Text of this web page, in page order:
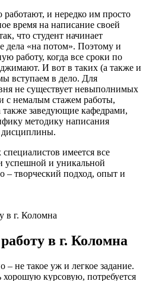
и нередко им просто
время на написание своей
что студент начинает
дела «на потом». Поэтому и
работу, когда все сроки по
И вот в таких (а также и
вступаем в дело. Для
не существует невыполнимых
с немалым стажем работы,
также заведующие кафедрами,
методику написания
дисциплины.
имеется все
успешной и уникальной
– творческий подход, опыт и
в г. Коломна
– не такое уж и легкое задание.
хорошую курсовую, потребуется